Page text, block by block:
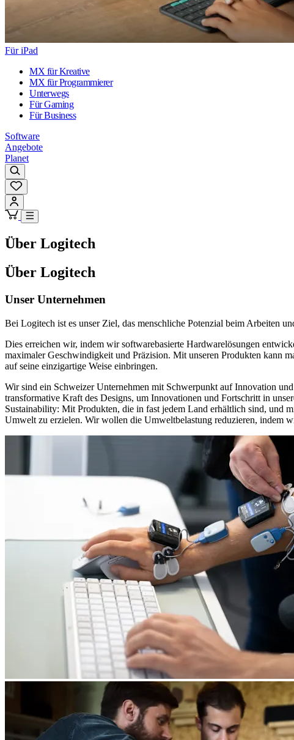
Für iPad
MX für Kreative
MX für Programmierer
Unterwegs
Für Gaming
Für Business
Software
Angebote
Planet
Über Logitech
Über Logitech
Unser Unternehmen
Bei Logitech ist es unser Ziel, das menschliche Potenzial beim Arbeiten
Dies erreichen wir, indem wir softwarebasierte Hardwarelösungen
maximaler Geschwindigkeit und Präzision. Mit unseren Produkten kann
auf seine einzigartige Weise einbringen.
Wir sind ein Schweizer Unternehmen mit Schwerpunkt auf Innovation
transformative Kraft des Designs, um Innovationen und Fortschritt in
Sustainability: Mit Produkten, die in fast jedem Land erhältlich sind, und
Umwelt zu erzielen. Wir wollen die Umweltbelastung reduzieren, indem